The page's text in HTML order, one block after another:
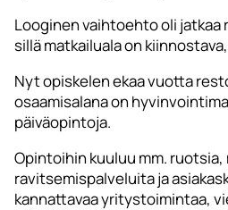
Looginen vaihtoehto oli
sillä matkailuala on
Nyt opiskelen ekaa vuotta
osaamisalana on
päiväopintoja.
Opintoihin kuuluu mm. ruotsia,
ravitsemispalveluita ja
kannattavaa yritystoimintaa,